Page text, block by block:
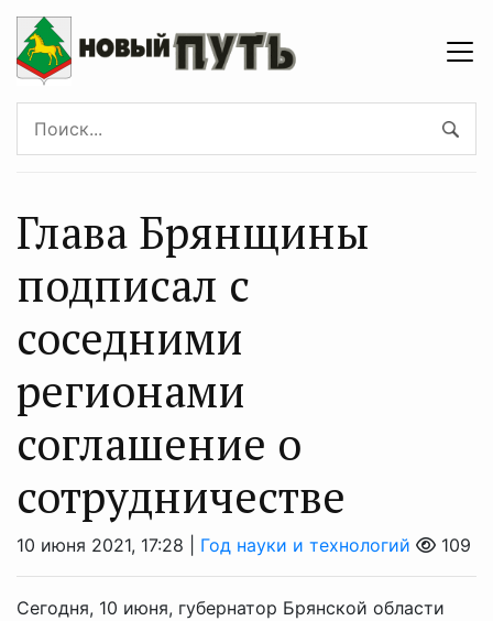
Глава Брянщины
подписал с
соседними
регионами
соглашение о
сотрудничестве
10 июня 2021, 17:28 | Год науки и технологий 109
Сегодня, 10 июня, губернатор Брянской области